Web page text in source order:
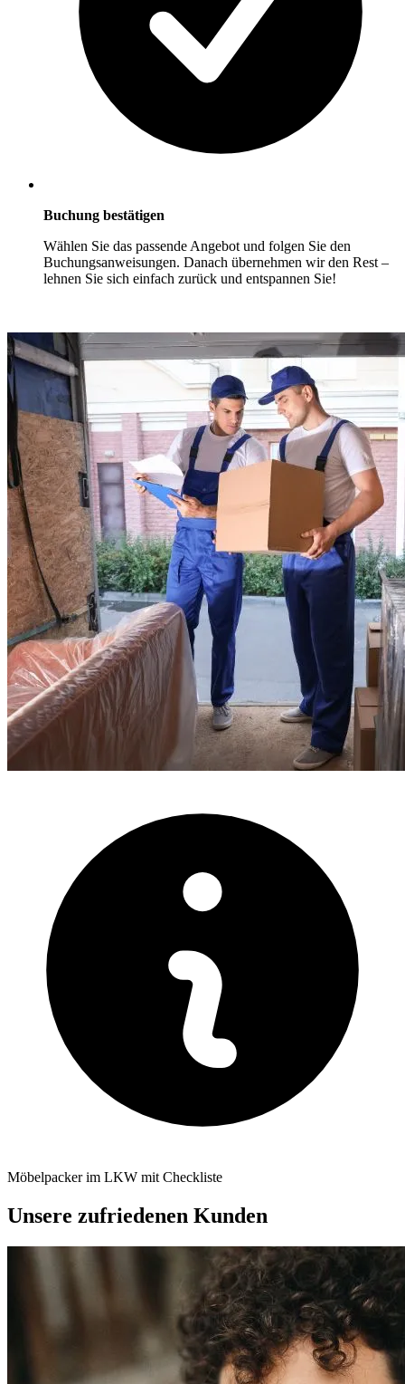
Buchung bestätigen
Wählen Sie das passende Angebot und folgen Sie den
Buchungsanweisungen. Danach übernehmen wir den Rest –
lehnen Sie sich einfach zurück und entspannen Sie!
Möbelpacker im LKW mit Checkliste
Unsere zufriedenen Kunden